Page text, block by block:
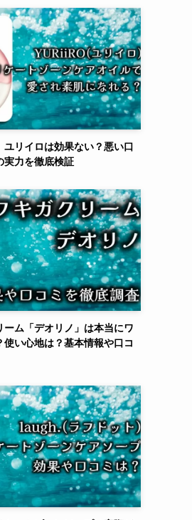
ユリイロは効果ない？悪い口
実力を徹底検証
ーム「デオリノ」は本当にワ
使い心地は？基本情報や口コ